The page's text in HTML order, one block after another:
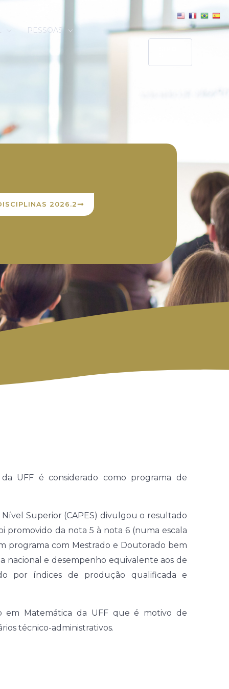
PESSOAS
2026.2
UFF é considerado como programa de
Superior (CAPES) divulgou o resultado
promovido da nota 5 à nota 6 (numa escala
programa com Mestrado e Doutorado bem
nacional e desempenho equivalente aos de
por índices de produção qualificada e
em Matemática da UFF que é motivo de
técnico-administrativos.